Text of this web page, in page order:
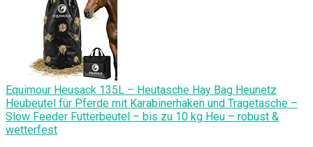
Equimour Heusack 135L – Heutasche Hay Bag Heunetz
Heubeutel für Pferde mit Karabinerhaken und Tragetasche –
Slow Feeder Futterbeutel – bis zu 10 kg Heu – robust &
wetterfest